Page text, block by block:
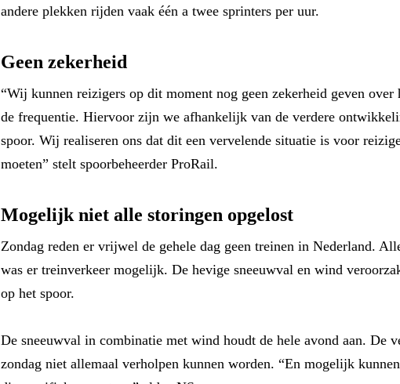
andere plekken rijden vaak één a twee sprinters per uur.
Geen zekerheid
“Wij kunnen reizigers op dit moment nog geen zekerheid geven over
de frequentie. Hiervoor zijn we afhankelijk van de verdere
spoor. Wij realiseren ons dat dit een vervelende situatie is voor
moeten” stelt spoorbeheerder ProRail.
Mogelijk niet alle storingen opgelost
Zondag reden er vrijwel de gehele dag geen treinen in Nederland.
was er treinverkeer mogelijk. De hevige sneeuwval en wind
op het spoor.
De sneeuwval in combinatie met wind houdt de hele avond aan. De
zondag niet allemaal verholpen kunnen worden. “En mogelijk